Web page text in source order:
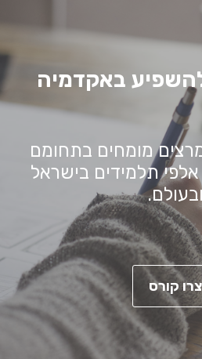
באקדמיה
מומחים בתחומם
תלמידים בישראל
ובעולם.
צרו קורס